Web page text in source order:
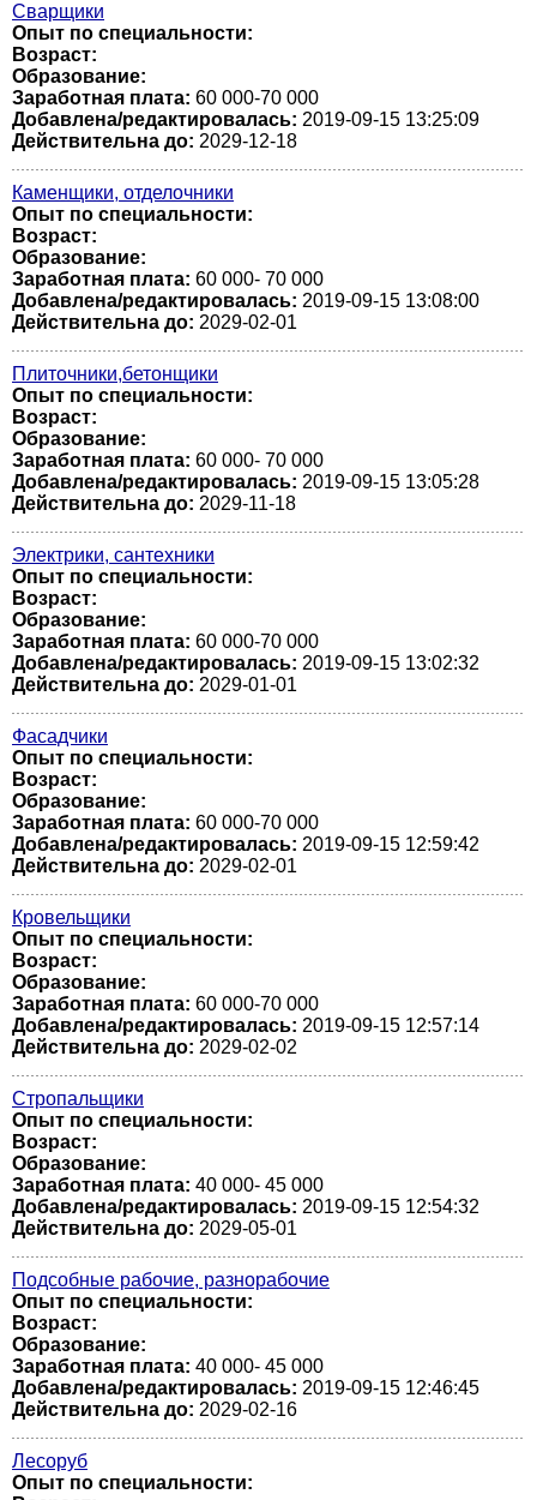
Сварщики
Опыт по специальности:
Возраст:
Образование:
Заработная плата: 60 000-70 000
Добавлена/редактировалась: 2019-09-15 13:25:09
Действительна до: 2029-12-18
Каменщики, отделочники
Опыт по специальности:
Возраст:
Образование:
Заработная плата: 60 000- 70 000
Добавлена/редактировалась: 2019-09-15 13:08:00
Действительна до: 2029-02-01
Плиточники,бетонщики
Опыт по специальности:
Возраст:
Образование:
Заработная плата: 60 000- 70 000
Добавлена/редактировалась: 2019-09-15 13:05:28
Действительна до: 2029-11-18
Электрики, сантехники
Опыт по специальности:
Возраст:
Образование:
Заработная плата: 60 000-70 000
Добавлена/редактировалась: 2019-09-15 13:02:32
Действительна до: 2029-01-01
Фасадчики
Опыт по специальности:
Возраст:
Образование:
Заработная плата: 60 000-70 000
Добавлена/редактировалась: 2019-09-15 12:59:42
Действительна до: 2029-02-01
Кровельщики
Опыт по специальности:
Возраст:
Образование:
Заработная плата: 60 000-70 000
Добавлена/редактировалась: 2019-09-15 12:57:14
Действительна до: 2029-02-02
Стропальщики
Опыт по специальности:
Возраст:
Образование:
Заработная плата: 40 000- 45 000
Добавлена/редактировалась: 2019-09-15 12:54:32
Действительна до: 2029-05-01
Подсобные рабочие, разнорабочие
Опыт по специальности:
Возраст:
Образование:
Заработная плата: 40 000- 45 000
Добавлена/редактировалась: 2019-09-15 12:46:45
Действительна до: 2029-02-16
Лесоруб
Опыт по специальности: